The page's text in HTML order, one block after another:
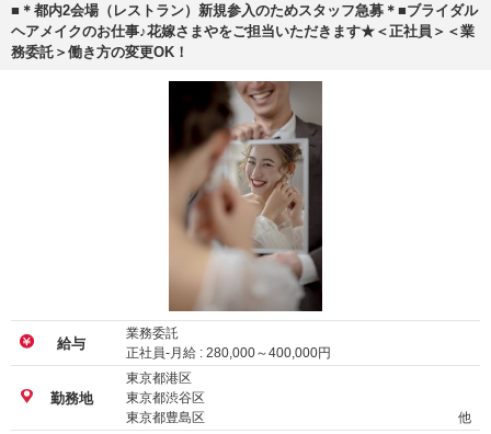
■＊都内2会場（レストラン）新規参入のためスタッフ急募＊■ブライダル
ヘアメイクのお仕事♪花嫁さまやをご担当いただきます★＜正社員＞＜業
務委託＞働き方の変更OK！
給与
業務委託
正社員-月給 : 280,000～400,000円
勤務地
東京都港区
東京都渋谷区
東京都豊島区
他